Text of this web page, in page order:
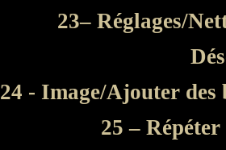
23– Réglages/
24 - Image/Ajouter
25 – Répéter